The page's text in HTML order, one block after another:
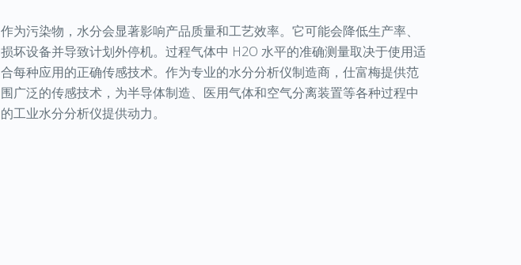
作为污染物，水分会显著影响产品质量和工艺效率。它可能会降低生产率、
损坏设备并导致计划外停机。过程气体中 H2O 水平的准确测量取决于使用适
合每种应用的正确传感技术。作为专业的水分分析仪制造商，仕富梅提供范
围广泛的传感技术，为半导体制造、医用气体和空气分离装置等各种过程中
的工业水分分析仪提供动力。